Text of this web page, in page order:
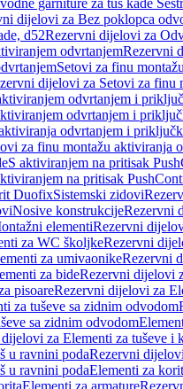
garniture za tuš kade
dijelovi za Bez poklopca
d52Rezervni dijelovi za
odvrtanjemRezervni
Setovi za finu
dijelovi za Setovi za finu
odvrtanjem i
odvrtanjem i
odvrtanjem i
za finu montažu aktiviranja
S aktiviranjem na pritisak
na pritisak
DuofixSistemski zidovi
Nosive konstrukcijeRezervni
elementiRezervni
za WC školjkeRezervni
za umivaonikeRezervni
za bideRezervni dijelovi
pisoareRezervni dijelovi za
za tuševe sa zidnim odvodom
sa zidnim odvodom
za Elementi za tuševe i
u ravnini podaRezervni
u ravnini podaElementi za
Elementi za armature